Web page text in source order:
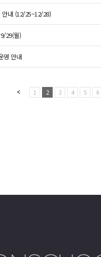
안내 (12/25~12/28)
29(월)
영 안내
1 2 3 4 5 6